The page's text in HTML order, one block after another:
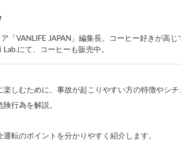
「VANLIFE JAPAN」編集長。コーヒー好きが高
にて、コーヒーも販売中。
楽しむために、事故が起こりやすい方の特徴やシ
行為を解説。
転のポイントを分かりやすく紹介します。